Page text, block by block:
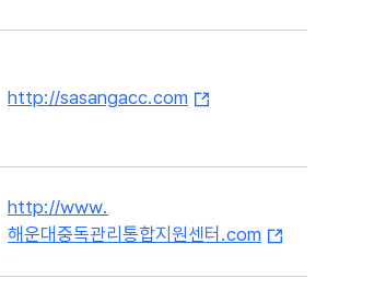
http://sasangacc.com
http://www.
해운대중독관리통합지원센터.com